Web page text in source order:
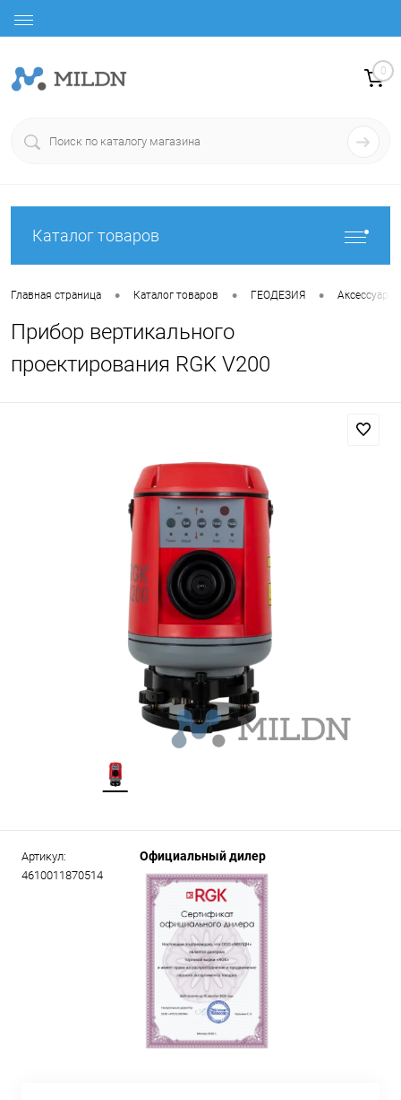
0
Каталог товаров
Главная страница • Каталог товаров • ГЕОДЕЗИЯ • Аксессуары
Прибор вертикального
проектирования RGK V200
Артикул:
4610011870514
Официальный дилер